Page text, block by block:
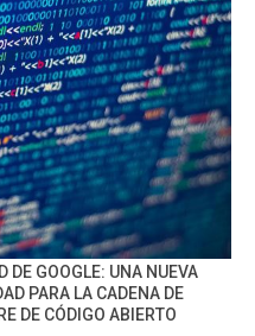
DE GOOGLE: UNA NUEVA
PARA LA CADENA DE
DE CÓDIGO ABIERTO